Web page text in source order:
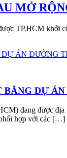
MỞ
TP.HCM khởi
DỰ
đang được
hợp với các […]